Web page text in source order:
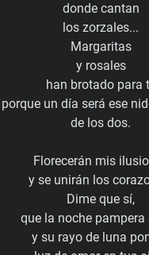
donde cantan
los zorzales...
Margaritas
y rosales
han brotado para
porque un día será ese
de los dos.
Florecerán mis
y se unirán los
Dime que sí,
que la noche pampera
y su rayo de luna